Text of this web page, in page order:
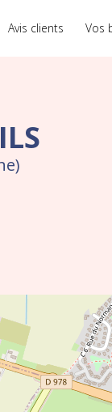
Avis clients Vos